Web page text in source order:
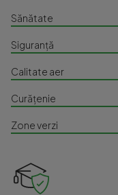
Sănătate
Siguranță
Calitate aer
Curățenie
Zone verzi